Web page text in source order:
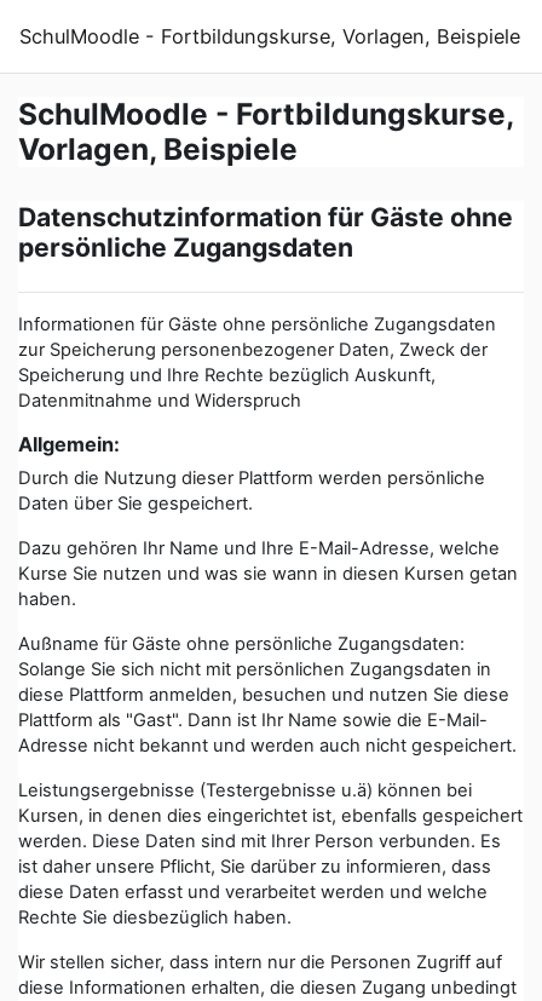
SchulMoodle - Fortbildungskurse, Vorlagen, Beispiele
SchulMoodle - Fortbildungskurse,
Vorlagen, Beispiele
Datenschutzinformation für Gäste ohne
persönliche Zugangsdaten
Informationen für Gäste ohne persönliche Zugangsdaten
zur Speicherung personenbezogener Daten, Zweck der
Speicherung und Ihre Rechte bezüglich Auskunft,
Datenmitnahme und Widerspruch
Allgemein:
Durch die Nutzung dieser Plattform werden persönliche
Daten über Sie gespeichert.
Dazu gehören Ihr Name und Ihre E-Mail-Adresse, welche
Kurse Sie nutzen und was sie wann in diesen Kursen getan
haben.
Außname für Gäste ohne persönliche Zugangsdaten:
Solange Sie sich nicht mit persönlichen Zugangsdaten in
diese Plattform anmelden, besuchen und nutzen Sie diese
Plattform als "Gast". Dann ist Ihr Name sowie die E-Mail-
Adresse nicht bekannt und werden auch nicht gespeichert.
Leistungsergebnisse (Testergebnisse u.ä) können bei
Kursen, in denen dies eingerichtet ist, ebenfalls gespeichert
werden. Diese Daten sind mit Ihrer Person verbunden. Es
ist daher unsere Pflicht, Sie darüber zu informieren, dass
diese Daten erfasst und verarbeitet werden und welche
Rechte Sie diesbezüglich haben.
Wir stellen sicher, dass intern nur die Personen Zugriff auf
diese Informationen erhalten, die diesen Zugang unbedingt